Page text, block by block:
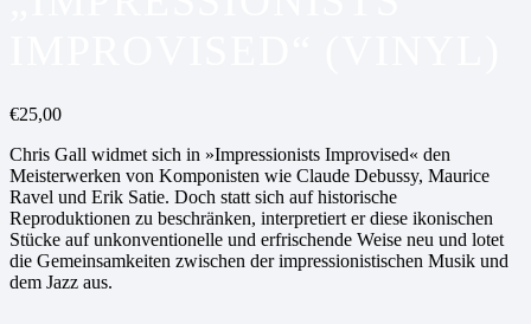
€25,00
Chris Gall widmet sich in »Impressionists Improvised« den
Meisterwerken von Komponisten wie Claude Debussy, Maurice
Ravel und Erik Satie. Doch statt sich auf historische
Reproduktionen zu beschränken, interpretiert er diese ikonischen
Stücke auf unkonventionelle und erfrischende Weise neu und lotet
die Gemeinsamkeiten zwischen der impressionistischen Musik und
dem Jazz aus.